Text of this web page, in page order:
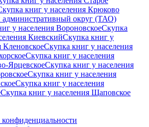
книг у населения Крюково
административный округ (ТАО)
у населения ВороновскоеСкупка
КиевскийСкупка книг у
КленовскоеСкупка книг у населения
Скупка книг у населения
ЯрцевскоеСкупка книг у населения
Скупка книг у населения
Скупка книг у населения
Скупка книг у населения Щаповское